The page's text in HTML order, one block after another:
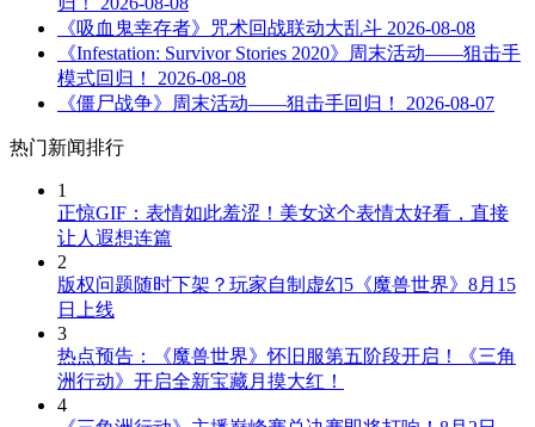
《吸血鬼幸存者》咒术回战联动大乱斗 2026-08-08
《Infestation: Survivor Stories 2020》周末活动——狙击手
模式回归！
2026-08-08
《僵尸战争》周末活动——狙击手回归！
2026-08-07
热门新闻排行
1
正惊GIF：表情如此羞涩！美女这个表情太好看，直接
让人遐想连篇
2
版权问题随时下架？玩家自制虚幻5《魔兽世界》8月15
日上线
3
热点预告：《魔兽世界》怀旧服第五阶段开启！《三角
洲行动》开启全新宝藏月摸大红！
4